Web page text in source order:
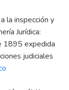
la inspección y
Jurídica:
1895 expedida
judiciales